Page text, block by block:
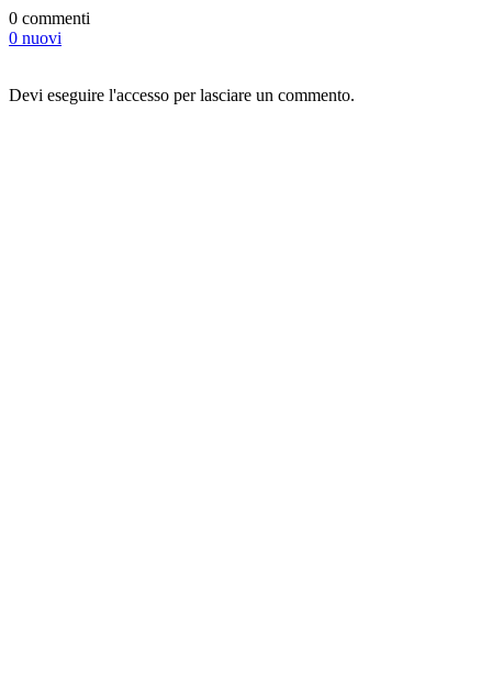
0 commenti
0 nuovi
Devi eseguire l'accesso per lasciare un commento.